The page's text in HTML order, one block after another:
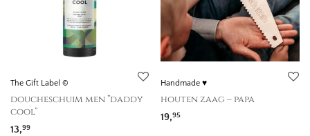
The Gift Label ©
doucheschuim men ”daddy
cool”
13,99
Handmade ♥
houten zaag – papa
19,95